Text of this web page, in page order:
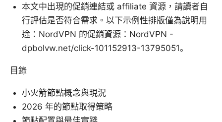
本文中出現的促銷連結或 affiliate 資源，請讀者自
行評估是否符合需求。以下示例性排版僅為說明用
途：NordVPN 的促銷資源：NordVPN -
dpbolvw.net/click-101152913-13795051。
目錄
小火箭節點概念與現況
2026 年的節點取得策略